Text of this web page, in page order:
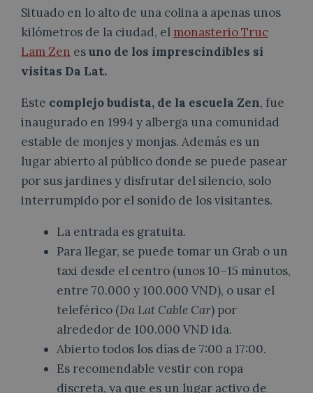
Situado en lo alto de una colina a apenas unos
kilómetros de la ciudad, el monasterio Truc
Lam Zen esuno de los imprescindibles si
visitas Da Lat.
Este complejo budista, de la escuela Zen, fue
inaugurado en 1994 y alberga una comunidad
estable de monjes y monjas. Además es un
lugar abierto al público donde se puede pasear
por sus jardines y disfrutar del silencio, solo
interrumpido por el sonido de los visitantes.
La entrada es gratuita.
Para llegar, se puede tomar un Grab o un
taxi desde el centro (unos 10–15 minutos,
entre 70.000 y 100.000 VND), o usar el
teleférico (Da Lat Cable Car) por
alrededor de 100.000 VND ida.
Abierto todos los días de 7:00 a 17:00.
Es recomendable vestir con ropa
discreta, ya que es un lugar activo de